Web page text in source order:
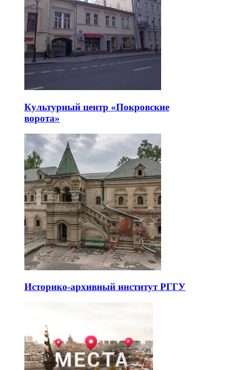
Культурный центр «Покровские
ворота»
Историко-архивный институт РГГУ